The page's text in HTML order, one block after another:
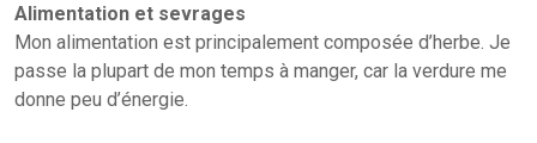
Alimentation et sevrages
Mon alimentation est principalement composée d’herbe. Je
passe la plupart de mon temps à manger, car la verdure me
donne peu d’énergie.